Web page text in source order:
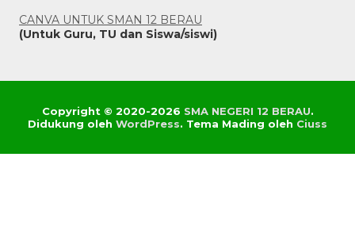
CANVA UNTUK SMAN 12 BERAU
(Untuk Guru, TU dan Siswa/siswi)
Copyright © 2020-2026 SMA NEGERI 12 BERAU.
Didukung oleh WordPress. Tema Mading oleh Ciuss